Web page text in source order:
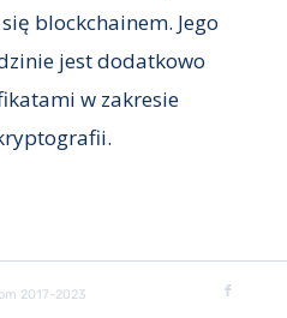
blockchainem. Jego
jest dodatkowo
w zakresie
2017-2023